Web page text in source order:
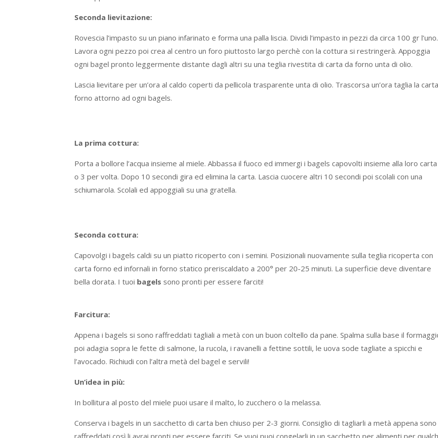
Seconda lievitazione:
Rovescia l’impasto su un piano infarinato e forma una palla liscia. Dividi l’impasto in pezzi da circa 100 gr l’uno.
Lavora ogni pezzo poi crea al centro un foro piuttosto largo perchè con la cottura si restringerà. Appoggia
ogni bagel pronto leggermente distante dagli altri su una teglia rivestita di carta da forno unta di olio.
Lascia lievitare per un’ora al caldo coperti da pellicola trasparente unta di olio. Trascorsa un’ora taglia la carta
forno attorno ad ogni bagels.
La prima cottura:
Porta a bollore l’acqua insieme al miele. Abbassa il fuoco ed immergi i bagels capovolti insieme alla loro
o 3 per volta. Dopo 10 secondi gira ed elimina la carta. Lascia cuocere altri 10 secondi poi scolali con una
schiumarola. Scolali ed appoggiali su una gratella.
Seconda cottura:
Capovolgi i bagels caldi su un piatto ricoperto con i semini. Posizionali nuovamente sulla teglia ricoperta con
carta forno ed infornali in forno statico preriscaldato a 200° per 20-25 minuti. La superficie deve diventare
bella dorata. I tuoi bagels sono pronti per essere farciti!
Farcitura:
Appena i bagels si sono raffreddati tagliali a metà con un buon coltello da pane. Spalma sulla base il
poi adagia sopra le fette di salmone, la rucola, i ravanelli a fettine sottili, le uova sode tagliate a spicchi e
l’avocado. Richiudi con l’altra metà del bagel e servili!
Un’idea in più:
In bollitura al posto del miele puoi usare il malto, lo zucchero o la melassa.
Conserva i bagels in un sacchetto di carta ben chiuso per 2-3 giorni. Consiglio di tagliarli a metà appena sono